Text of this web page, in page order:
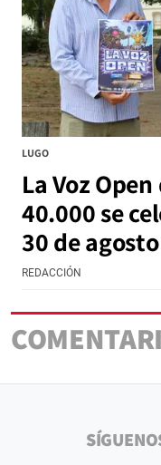
LUGO
La Voz
40.000 se
30 de
REDACCIÓN